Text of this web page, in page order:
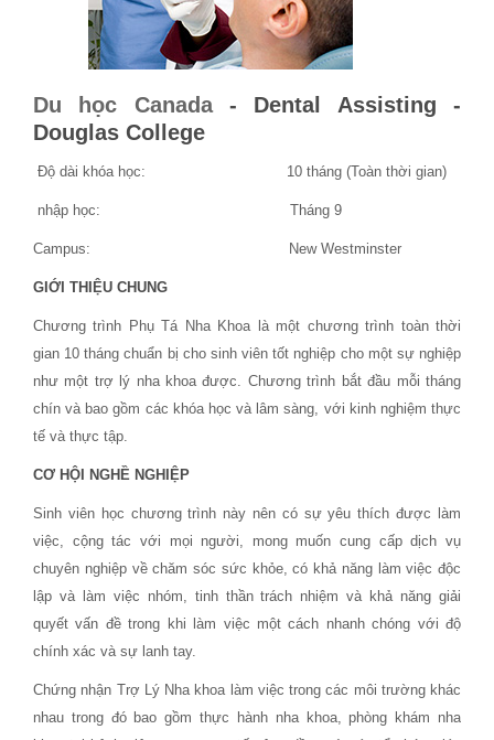
Du học Canada- Dental Assisting -
Douglas College
Độ dài khóa học: 10 tháng (Toàn thời gian)
nhập học: Tháng 9
Campus: New Westminster
GIỚI THIỆU CHUNG
Chương trình Phụ Tá Nha Khoa là một chương trình toàn thời
gian 10 tháng chuẩn bị cho sinh viên tốt nghiệp cho một sự nghiệp
như một trợ lý nha khoa được. Chương trình bắt đầu mỗi tháng
chín và bao gồm các khóa học và lâm sàng, với kinh nghiệm thực
tế và thực tập.
CƠ HỘI NGHỀ NGHIỆP
Sinh viên học chương trình này nên có sự yêu thích được làm
việc, cộng tác với mọi người, mong muốn cung cấp dịch vụ
chuyên nghiệp về chăm sóc sức khỏe, có khả năng làm việc độc
lập và làm việc nhóm, tinh thần trách nhiệm và khả năng giải
quyết vấn đề trong khi làm việc một cách nhanh chóng với độ
chính xác và sự lanh tay.
Chứng nhận Trợ Lý Nha khoa làm việc trong các môi trường khác
nhau trong đó bao gồm thực hành nha khoa, phòng khám nha